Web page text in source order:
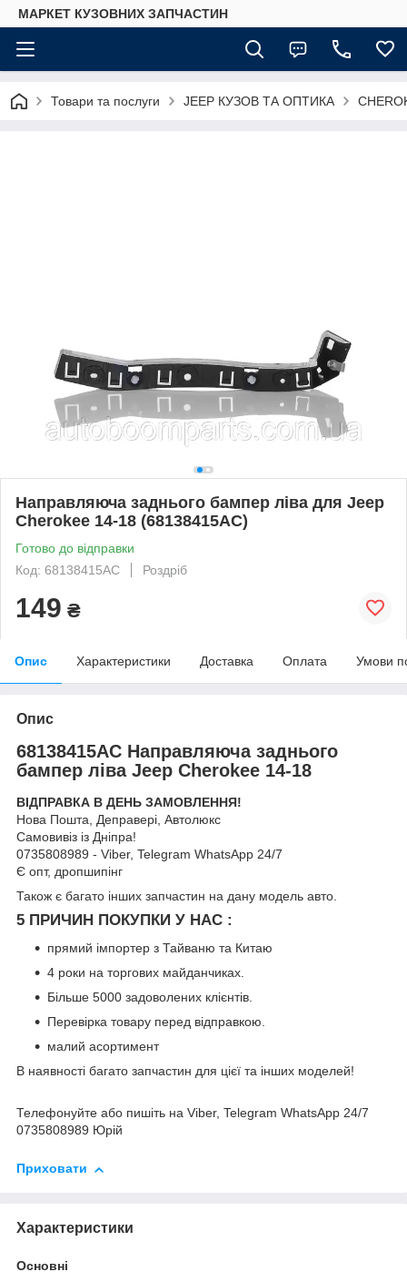
МАРКЕТ КУЗОВНИХ ЗАПЧАСТИН
Товари та послуги JEEP КУЗОВ ТА ОПТИКА
Направляюча заднього бампер ліва для Jeep
Cherokee 14-18 (68138415AC)
Готово до відправки
Код: 68138415AC
Роздріб
149 ₴
Опис Характеристики Доставка Оплата Умови
Опис
68138415AC Направляюча заднього
бампер ліва Jeep Cherokee 14-18
ВІДПРАВКА В ДЕНЬ ЗАМОВЛЕННЯ!
Нова Пошта, Деправері, Автолюкс
Самовивіз із Дніпра!
0735808989 - Viber, Telegram WhatsApp 24/7
Є опт, дропшипінг
Також є багато інших запчастин на дану модель авто.
5 ПРИЧИН ПОКУПКИ У НАС :
прямий імпортер з Тайваню та Китаю
4 роки на торгових майданчиках.
Більше 5000 задоволених клієнтів.
Перевірка товару перед відправкою.
малий асортимент
В наявності багато запчастин для цієї та інших моделей!
Телефонуйте або пишіть на Viber, Telegram WhatsApp 24/7
0735808989 Юрій
Приховати
Характеристики
Основні